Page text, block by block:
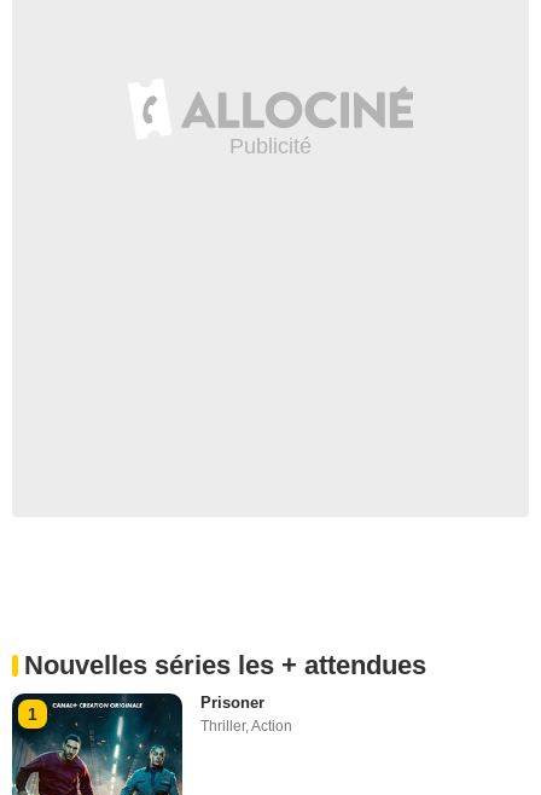
Nouvelles séries les + attendues
1
Prisoner
Thriller,Action